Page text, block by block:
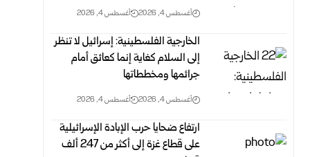
أغسطس 4, 2026 أغسطس 4, 2026
الخارجية الفلسطينية: إسرائيل لا تنظر
إلى السلام كغاية إنما كعائق أمام
جرائمها ومخططاتها
أغسطس 4, 2026 أغسطس 4, 2026
ارتفاع ضحايا حرب الإبادة الإسرائيلية
على قطاع غزة إلى أكثر من 247 ألف